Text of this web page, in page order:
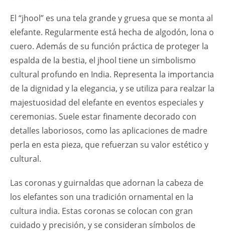
El “jhool” es una tela grande y gruesa que se monta al
elefante. Regularmente está hecha de algodón, lona o
cuero. Además de su función práctica de proteger la
espalda de la bestia, el jhool tiene un simbolismo
cultural profundo en India. Representa la importancia
de la dignidad y la elegancia, y se utiliza para realzar la
majestuosidad del elefante en eventos especiales y
ceremonias. Suele estar finamente decorado con
detalles laboriosos, como las aplicaciones de madre
perla en esta pieza, que refuerzan su valor estético y
cultural.
Las coronas y guirnaldas que adornan la cabeza de
los elefantes son una tradición ornamental en la
cultura india. Estas coronas se colocan con gran
cuidado y precisión, y se consideran símbolos de